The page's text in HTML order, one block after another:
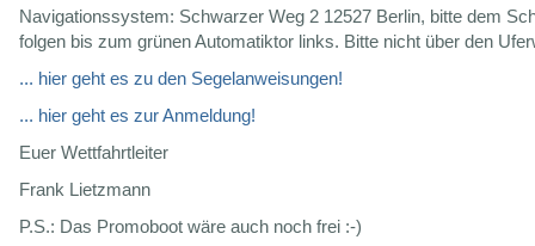
Navigationssystem: Schwarzer Weg 2 12527 Berlin, bitte dem
folgen bis zum grünen Automatiktor links. Bitte nicht über den
... hier geht es zu den Segelanweisungen!
... hier geht es zur Anmeldung!
Euer Wettfahrtleiter
Frank Lietzmann
P.S.: Das Promoboot wäre auch noch frei :-)